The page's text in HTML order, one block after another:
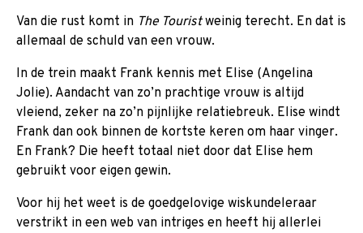
Van die rust komt in The Touristweinig terecht. En dat is
allemaal de schuld van een vrouw.
In de trein maakt Frank kennis met Elise (Angelina
Jolie). Aandacht van zo’n prachtige vrouw is altijd
vleiend, zeker na zo’n pijnlijke relatiebreuk. Elise windt
Frank dan ook binnen de kortste keren om haar vinger.
En Frank? Die heeft totaal niet door dat Elise hem
gebruikt voor eigen gewin.
Voor hij het weet is de goedgelovige wiskundeleraar
verstrikt in een web van intriges en heeft hij allerlei